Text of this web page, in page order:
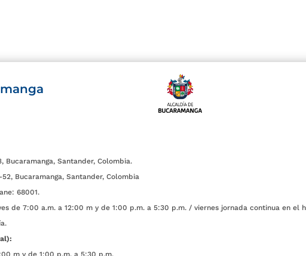
Bucaramanga, Santander, Colombia.
Bucaramanga, Santander, Colombia
68001.
de 7:00 a.m. a 12:00 m y de 1:00 p.m. a 5:30 p.m. / viernes jornada continua en el
m y de 1:00 p.m. a 5:30 p.m.